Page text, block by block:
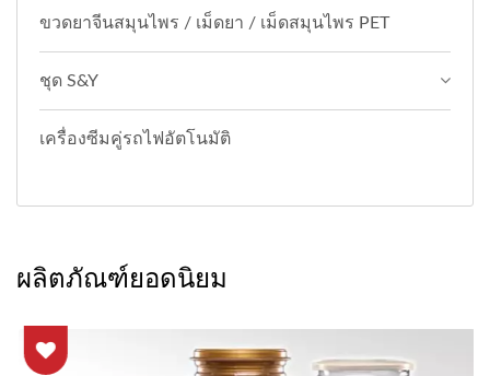
ขวดยาจีนสมุนไพร / เม็ดยา / เม็ดสมุนไพร PET
ชุด S&Y
เครื่องซีมคู่รถไฟอัตโนมัติ
ผลิตภัณฑ์ยอดนิยม